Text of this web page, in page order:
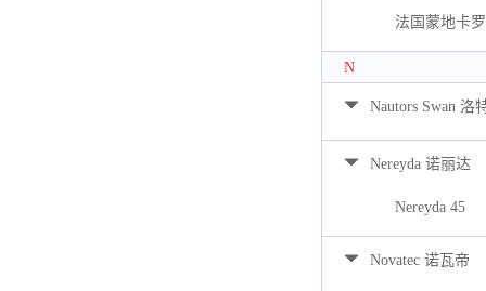
法国蒙地卡
N
Nautors Swan 洛
Nereyda 诺丽达
Nereyda 45
Novatec 诺瓦帝